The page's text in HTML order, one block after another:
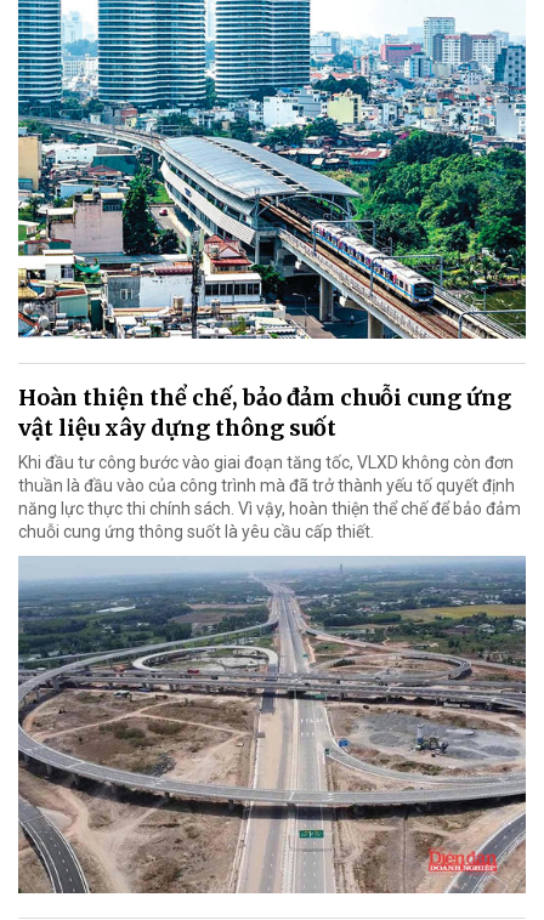
Hoàn thiện thể chế, bảo đảm chuỗi cung ứng
vật liệu xây dựng thông suốt
Khi đầu tư công bước vào giai đoạn tăng tốc, VLXD không còn đơn
thuần là đầu vào của công trình mà đã trở thành yếu tố quyết định
năng lực thực thi chính sách. Vì vậy, hoàn thiện thể chế để bảo đảm
chuỗi cung ứng thông suốt là yêu cầu cấp thiết.